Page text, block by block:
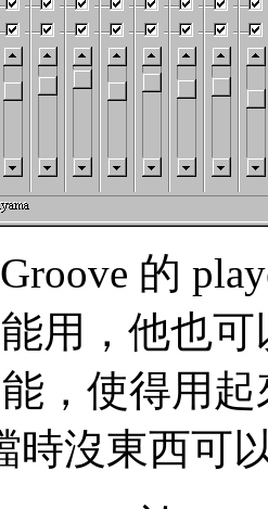
的
用，他也
，使得用
時沒東西可